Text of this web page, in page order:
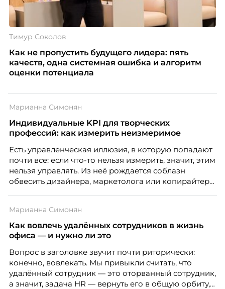
Тимур Соколов
Как не пропустить будущего лидера: пять
качеств, одна системная ошибка и алгоритм
оценки потенциала
Марианна Симонян
Индивидуальные KPI для творческих
профессий: как измерить неизмеримое
Есть управленческая иллюзия, в которую попадают
почти все: если что-то нельзя измерить, значит, этим
нельзя управлять. Из неё рождается соблазн
обвесить дизайнера, маркетолога или копирайтера
Проблема в том, что так мы измеряем не ценность,
а движение. А творческая работа — это тот редкий
случай, где движение и результат могут не
Марианна Симонян
Как вовлечь удалённых сотрудников в жизнь
офиса — и нужно ли это
Вопрос в заголовке звучит почти риторически:
конечно, вовлекать. Мы привыкли считать, что
удалённый сотрудник — это оторванный сотрудник,
а значит, задача HR — вернуть его в общую орбиту,